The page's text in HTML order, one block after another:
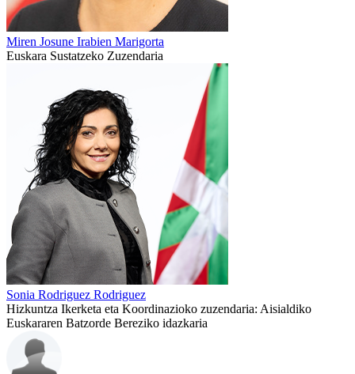
Miren Josune Irabien Marigorta
Euskara Sustatzeko Zuzendaria
Sonia Rodriguez Rodriguez
Hizkuntza Ikerketa eta Koordinazioko zuzendaria: Aisialdiko
Euskararen Batzorde Bereziko idazkaria